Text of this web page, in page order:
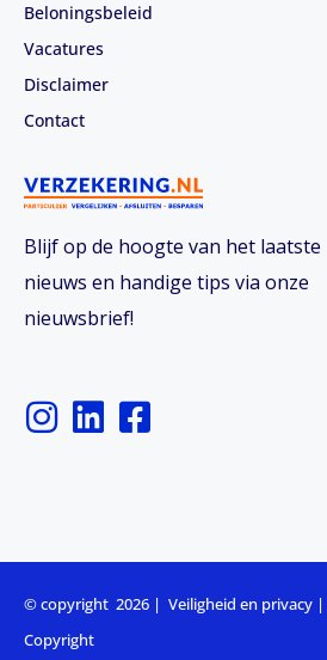
Blijf op de hoogte van het laatste
nieuws en handige tips via onze
nieuwsbrief!
I
n
g
r
a
L
i
d
i
n
F
a
o
o
Beloningsbeleid
Vacatures
Disclaimer
Contact
© copyright 2026 | Veiligheid en privacy |
Copyright